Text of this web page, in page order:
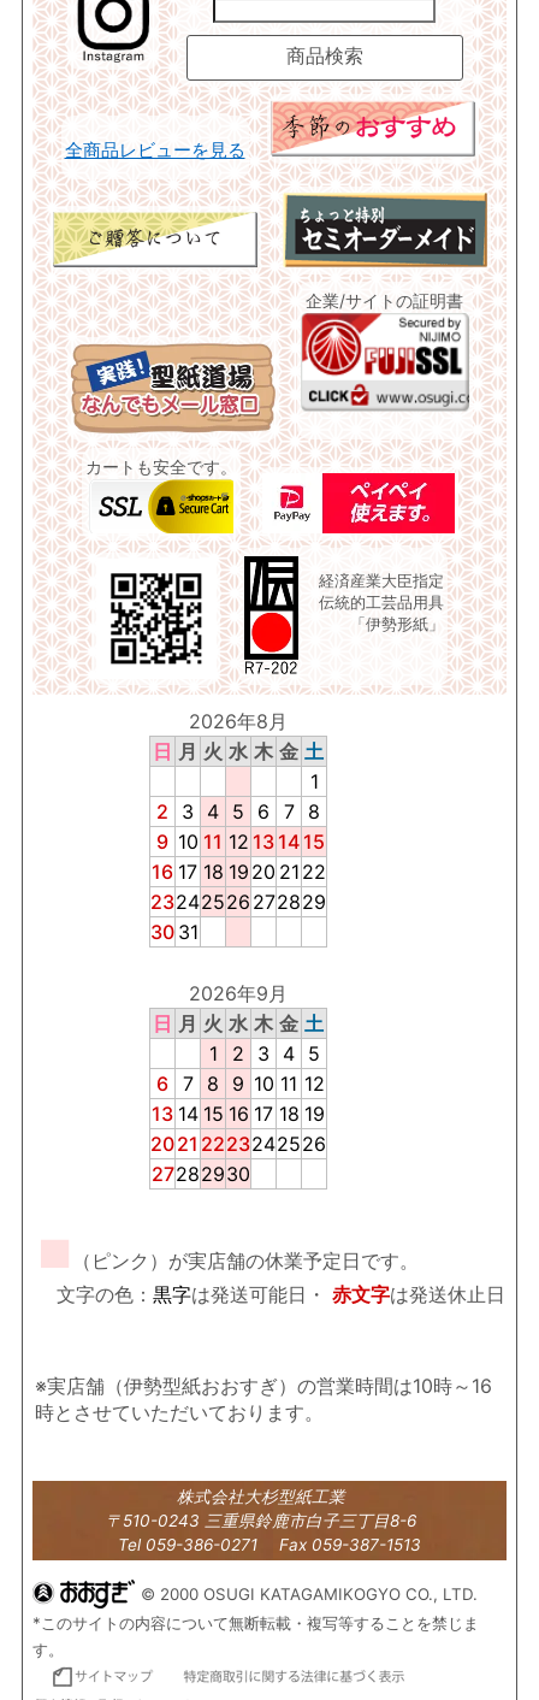
全商品レビューを見る
企業/サイトの証明書
カートも安全です。
経済産業大臣指定
伝統的工芸品用具
「伊勢形紙」
2026年8月
日 月 火 水 木 金 土
1
2
3 4 5 6 7
8
9 10 11 12 13 14 15
16 17 18 19 20 21 22
23242526 272829
30 31
2026年9月
日 月 火 水 木 金 土
1
2 3 4 5
6 7 8 9 10 11 12
13 14 15 16 17 18 19
2021 2223242526
27282930
■
（ピンク）が実店舗の休業予定日です。
文字の色： 黒字は発送可能日・ 赤文字は発送休止日
※実店舗（伊勢型紙おおすぎ）の営業時間は10時～16
時とさせていただいております。
株式会社大杉型紙工業
〒510-0243 三重県鈴鹿市白子三丁目8-6
Tel 059-386-0271 Fax 059-387-1513
© 2000 OSUGI KATAGAMIKOGYO CO., LTD.
*このサイトの内容について無断転載・複写等することを禁じま
す。